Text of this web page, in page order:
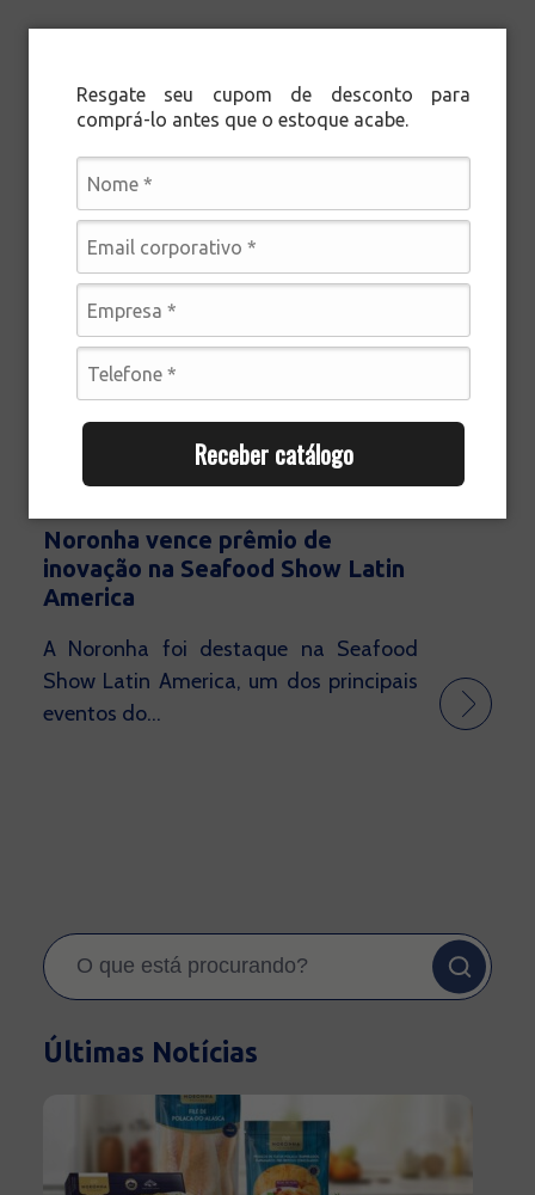
Resgate seu cupom de desconto para
comprá-lo antes que o estoque acabe.
Receber catálogo
Resultado da
busca
Inovação
Noronha vence prêmio de
inovação na Seafood Show Latin
America
A Noronha foi destaque na Seafood
Show Latin America, um dos principais
eventos do...
Últimas Notícias